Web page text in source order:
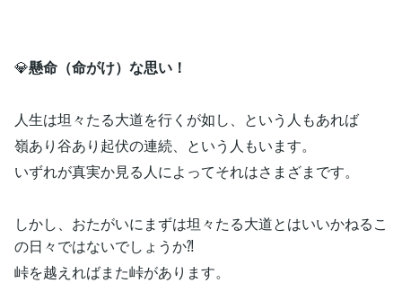
💎懸命（命がけ）な思い！
人生は坦々たる大道を行くが如し、という人もあれば
嶺あり谷あり起伏の連続、という人もいます。
いずれが真実か見る人によってそれはさまざまです。
しかし、おたがいにまずは坦々たる大道とはいいかねるこ
の日々ではないでしょうか⁈
峠を越えればまた峠があります。